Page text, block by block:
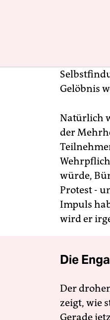
Gelöbnis
Natürlich
der
würde,
Protest -
Impuls
wird er
Die
Der
zeigt, wie
Gerade